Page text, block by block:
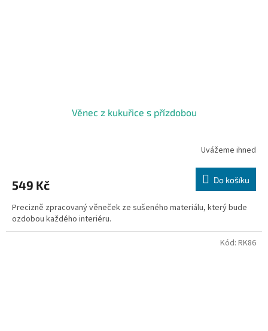
Věnec z kukuřice s přízdobou
Uvážeme ihned
549 Kč Do košíku
Precizně zpracovaný věneček ze sušeného materiálu, který bude
ozdobou každého interiéru.
Kód: RK86